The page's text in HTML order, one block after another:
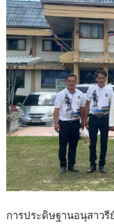
การประดิษฐานอนุสาว